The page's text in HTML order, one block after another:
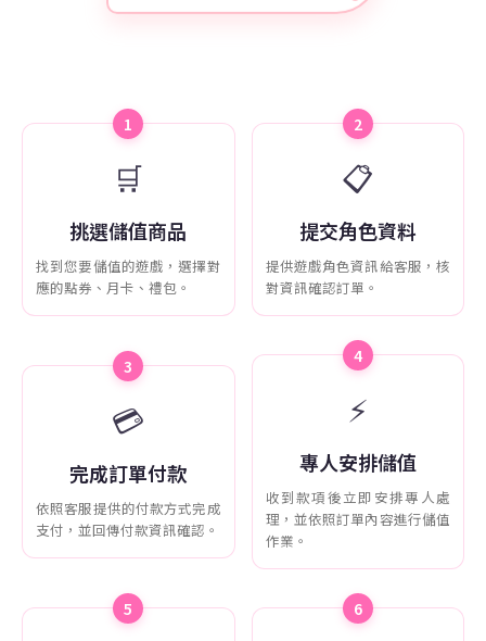
1
🛒
挑選儲值商品
找到您要儲值的遊戲，選擇對
應的點券、月卡、禮包。
2
📋
提交角色資料
提供遊戲角色資訊給客服，核
對資訊確認訂單。
3
💳
完成訂單付款
依照客服提供的付款方式完成
支付，並回傳付款資訊確認。
4
⚡
專人安排儲值
收到款項後立即安排專人處
理，並依照訂單內容進行儲值
作業。
5 6